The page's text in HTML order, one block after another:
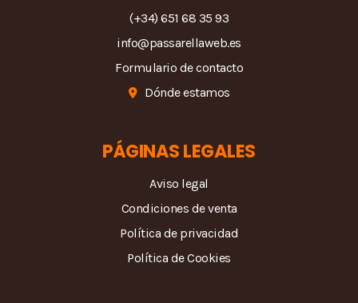
(+34) 651 68 35 93
info@passarellaweb.es
Formulario de contacto
Dónde estamos
PÁGINAS LEGALES
Aviso legal
Condiciones de venta
Política de privacidad
Política de Cookies